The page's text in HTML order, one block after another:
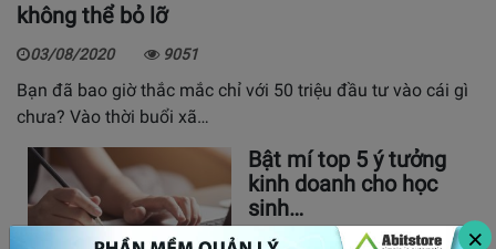
×
không thể bỏ lỡ
03/08/2020 9051
Bạn đã bao giờ thắc mắc chỉ với 50 triệu đầu tư vào cái gì
chưa? Vào thời buổi xã…
Bật mí top 5 ý tưởng
kinh doanh cho học
sinh…
30/05/2020